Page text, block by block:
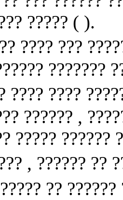
????? ( ).
???
???????
???? ????
?????? ,
????? ??????
, ?????? ??
?? ??????